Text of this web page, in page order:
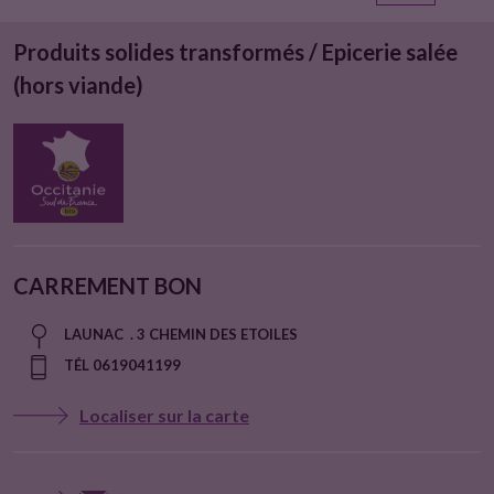
Produits solides transformés / Epicerie salée
(hors viande)
CARREMENT BON
LAUNAC . 3 CHEMIN DES ETOILES
TÉL 0619041199
Localiser sur la carte